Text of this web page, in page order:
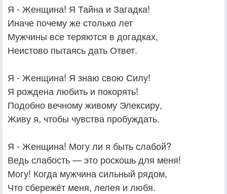
Я - Женщина! Я Тайна и Загадка!
Иначе почему же столько лет
Мужчины все теряются в догадках,
Неистово пытаясь дать Ответ.
Я - Женщина! Я знаю свою Силу!
Я рождена любить и покорять!
Подобно вечному живому Элексиру,
Живу я, чтобы чувства пробуждать.
Я - Женщина! Могу ли я быть слабой?
Ведь слабость — это роскошь для меня!
Могу! Когда мужчина сильный рядом,
Что сбережёт меня, лелея и любя.